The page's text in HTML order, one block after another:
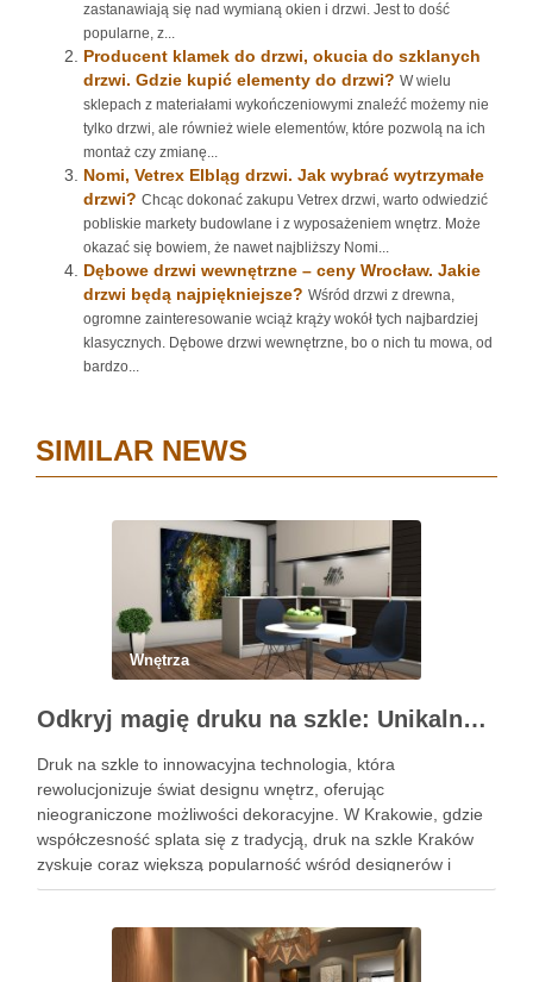
zastanawiają się nad wymianą okien i drzwi. Jest to dość
popularne, z...
Producent klamek do drzwi, okucia do szklanych
drzwi. Gdzie kupić elementy do drzwi? W wielu
sklepach z materiałami wykończeniowymi znaleźć możemy nie
tylko drzwi, ale również wiele elementów, które pozwolą na ich
montaż czy zmianę...
Nomi, Vetrex Elbląg drzwi. Jak wybrać wytrzymałe
drzwi? Chcąc dokonać zakupu Vetrex drzwi, warto odwiedzić
pobliskie markety budowlane i z wyposażeniem wnętrz. Może
okazać się bowiem, że nawet najbliższy Nomi...
Dębowe drzwi wewnętrzne – ceny Wrocław. Jakie
drzwi będą najpiękniejsze? Wśród drzwi z drewna,
ogromne zainteresowanie wciąż krąży wokół tych najbardziej
klasycznych. Dębowe drzwi wewnętrzne, bo o nich tu mowa, od
bardzo...
SIMILAR NEWS
Wnętrza
Odkryj magię druku na szkle: Unikalne dekoracje wnętrz
Druk na szkle to innowacyjna technologia, która
rewolucjonizuje świat designu wnętrz, oferując
nieograniczone możliwości dekoracyjne. W Krakowie, gdzie
współczesność splata się z tradycją, druk na szkle Kraków
zyskuje coraz większą popularność wśród designerów i
właścicieli domów, pragnących wprowadzić do swoich
wykorzystać tę …